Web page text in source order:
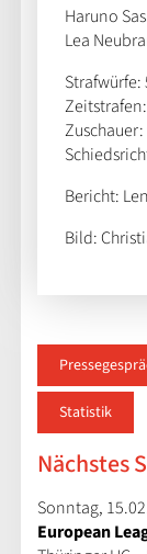
Haruno
Lea
Zuschauer:
Bericht:
Bild:
Statistik
Nächstes
Sonntag,
European